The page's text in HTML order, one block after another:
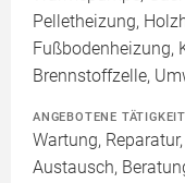
Pelletheizung,
Fußbodenheizung,
Brennstoffzelle,
ANGEBOTENE
Wartung,
Austausch,